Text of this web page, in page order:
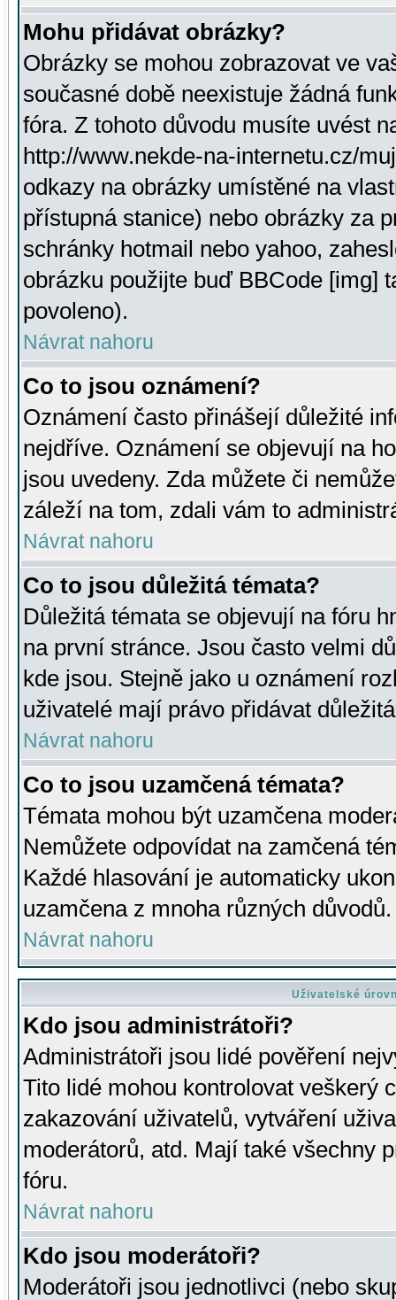
Mohu přidávat obrázky?
Obrázky se mohou zobrazovat ve
současné době neexistuje žádná
fóra. Z tohoto důvodu musíte uvést
http://www.nekde-na-internetu.cz/
odkazy na obrázky umístěné na
přístupná stanice) nebo obrázky za
schránky hotmail nebo yahoo,
obrázku použijte buď BBCode [img]
povoleno).
Návrat nahoru
Co to jsou oznámení?
Oznámení často přinášejí důležité
nejdříve. Oznámení se objevují na
jsou uvedeny. Zda můžete či
záleží na tom, zdali vám to
Návrat nahoru
Co to jsou důležitá témata?
Důležitá témata se objevují na fóru
na první stránce. Jsou často velmi
kde jsou. Stejně jako u oznámení
uživatelé mají právo přidávat
Návrat nahoru
Co to jsou uzamčená témata?
Témata mohou být uzamčena
Nemůžete odpovídat na zamčená
Každé hlasování je automaticky
uzamčena z mnoha různých důvodů.
Návrat nahoru
Uživatelské
Kdo jsou administrátoři?
Administrátoři jsou lidé pověření
Tito lidé mohou kontrolovat veškerý
zakazování uživatelů, vytváření
moderátorů, atd. Mají také všechny
fóru.
Návrat nahoru
Kdo jsou moderátoři?
Moderátoři jsou jednotlivci (nebo